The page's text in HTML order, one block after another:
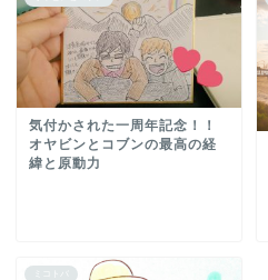
気付かされた一周年記念！！
オヤビンとコブンの最高の経
緯と原動力